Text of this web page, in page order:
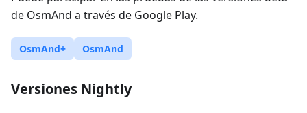
de OsmAnd a través de Google Play.
OsmAnd+ OsmAnd
Versiones Nightly